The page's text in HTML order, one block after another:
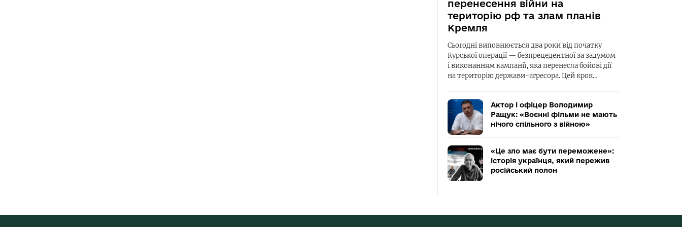
перенесення війни на
територію рф та злам планів
Кремля
Сьогодні виповнюється два роки від початку
Курської операції — безпрецедентної за задумом
і виконанням кампанії, яка перенесла бойові дії
на територію держави-агресора. Цей крок…
Актор і офіцер Володимир
Ращук: «Воєнні фільми не мають
нічого спільного з війною»
«Це зло має бути переможене»:
історія українця, який пережив
російський полон